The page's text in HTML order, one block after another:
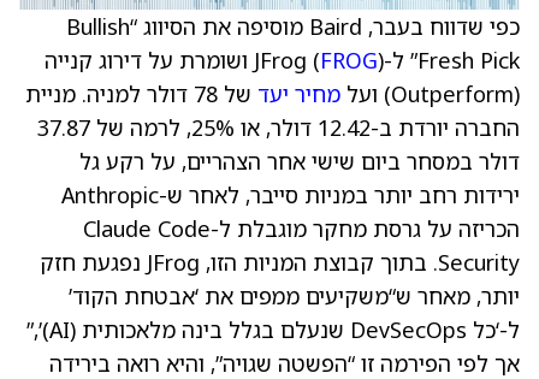
כפי שדווח בעבר, Baird מוסיפה את הסיווג “Bullish
Fresh Pick” ל-JFrog (
FROG
) ושומרת על דירוג קנייה
(Outperform) ועל
מחיר יעד
של 78 דולר למניה. מניית
החברה יורדת ב-12.42 דולר, או 25%, לרמה של 37.87
דולר במסחר ביום שישי אחר הצהריים, על רקע גל
ירידות רחב יותר במניות סייבר, לאחר ש-Anthropic
הכריזה על גרסת מחקר מוגבלת ל-Claude Code
Security. בתוך קבוצת המניות הזו, JFrog נפגעת חזק
יותר, מאחר ש“משקיעים ממפים את ‘אבטחת הקוד’
ל-‘כל DevSecOps שנעלם בגלל בינה מלאכותית (AI)’,”
אך לפי הפירמה זו “הפשטה שגויה”, והיא רואה בירידה